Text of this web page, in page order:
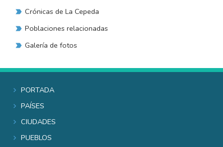
Crónicas de La Cepeda
Poblaciones relacionadas
Galería de fotos
Portada
Países
Ciudades
Pueblos